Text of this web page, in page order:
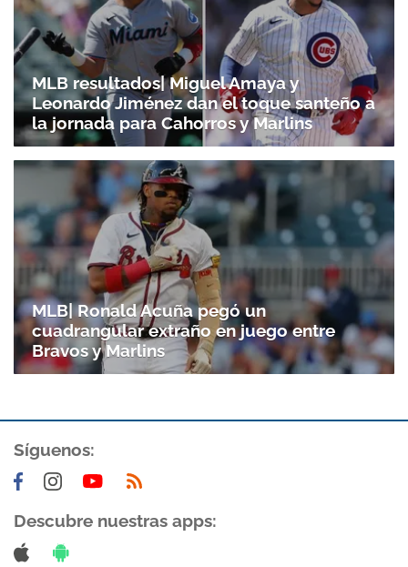
Gracias por suscribirte a nuestro boletín.
MLB resultados| Miguel Amaya y
Leonardo Jiménez dan el toque santeño a
la jornada para Cahorros y Marlins
MLB| Ronald Acuña pegó un
cuadrangular extraño en juego entre
Bravos y Marlins
Síguenos:
Descubre nuestras apps: